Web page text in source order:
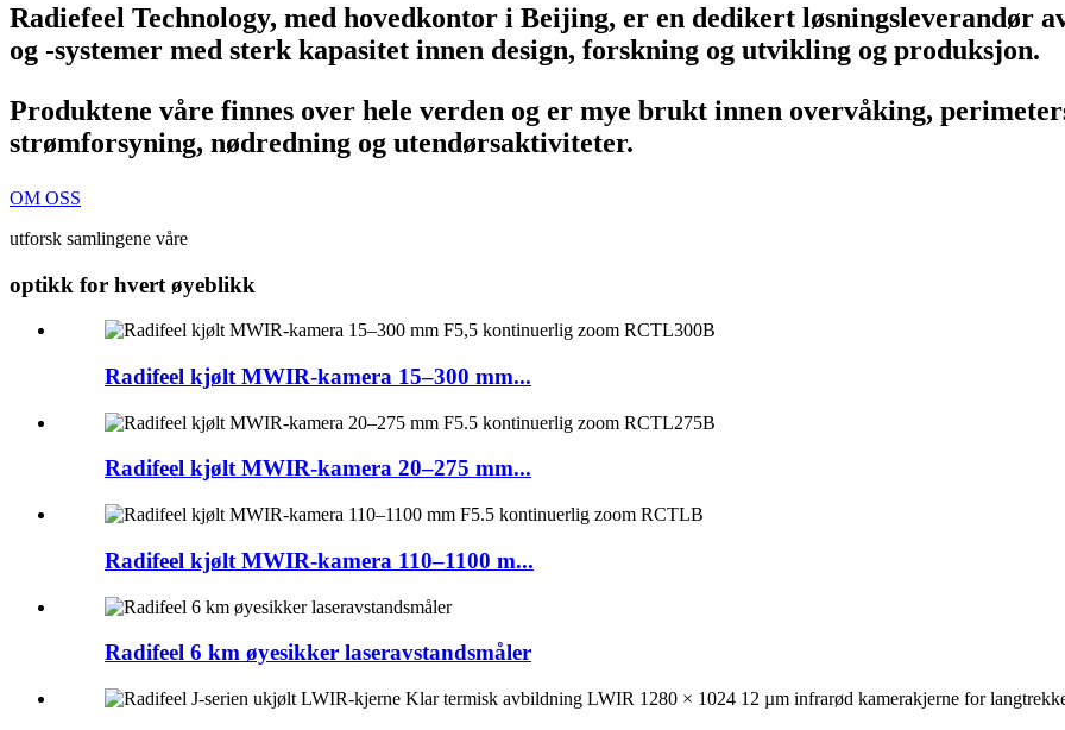
Radiefeel Technology, med hovedkontor i Beijing, er en dedikert løsningsleverandør
og -systemer med sterk kapasitet innen design, forskning og utvikling og produksjon.
Produktene våre finnes over hele verden og er mye brukt innen overvåking,
strømforsyning, nødredning og utendørsaktiviteter.
OM OSS
utforsk samlingene våre
optikk for hvert øyeblikk
Radifeel kjølt MWIR-kamera 15–300 mm...
Radifeel kjølt MWIR-kamera 20–275 mm...
Radifeel kjølt MWIR-kamera 110–1100 m...
Radifeel 6 km øyesikker laseravstandsmåler